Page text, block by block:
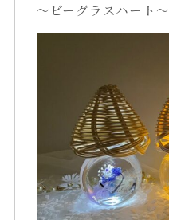
～ビーグラスハート